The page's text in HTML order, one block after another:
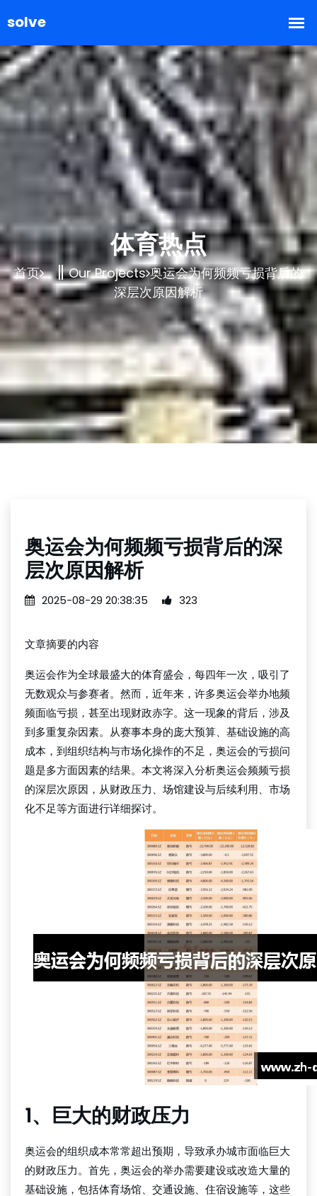
体育热点
首页 Our Projects 奥运会为何频频亏损背后的
深层次原因解析
奥运会为何频频亏损背后的深
层次原因解析
2025-08-29 20:38:35 323
文章摘要的内容
奥运会作为全球最盛大的体育盛会，每四年一次，吸引了
无数观众与参赛者。然而，近年来，许多奥运会举办地频
频面临亏损，甚至出现财政赤字。这一现象的背后，涉及
到多重复杂因素。从赛事本身的庞大预算、基础设施的高
成本，到组织结构与市场化操作的不足，奥运会的亏损问
题是多方面因素的结果。本文将深入分析奥运会频频亏损
的深层次原因，从财政压力、场馆建设与后续利用、市场
化不足等方面进行详细探讨。
1、巨大的财政压力
奥运会的组织成本常常超出预期，导致承办城市面临巨大
的财政压力。首先，奥运会的举办需要建设或改造大量的
基础设施，包括体育场馆、交通设施、住宿设施等，这些